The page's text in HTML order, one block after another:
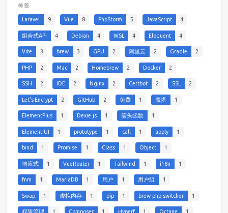
标签
Laravel 9 Vue 8 PhpStorm 5 JavaScript 4
组合式API 4 Debian 4 WSL 4 Eloquent 4
Vite 3 brew 3 GPU 2 阿里云 2 Gradle 2
PHP 2 Mac 2 Homebrew 2 Docker 2
SSH 2 IDE 2 Nginx 2 Certbot 2 SSL 2
Let's Encrypt 2 GitHub 2 免费 1 魔搭 1
ElementPlus 1 Dexie.js 1 箭头函数 1
Element-UI 1 prototype 1 call 1 apply 1
bind 1 Promise 1 Class 1 Object 1
响应式 1 VueRouter 1 Tailwind 1 i18n 1
fnm 1 MariaDB 1 用户 1 用户组 1
Swap 1 虚拟内存 1 pip 1 brew-php-switcher 1
权限管理 1 Composer 1 Hyperf 1 Octane 1